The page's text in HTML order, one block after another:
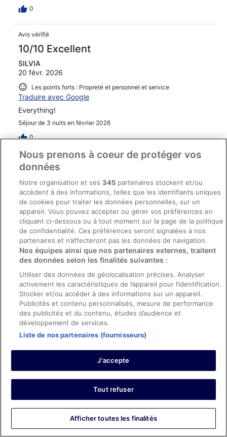
0
Avis vérifié
10/10 Excellent
SILVIA
20 févr. 2026
Les points forts : Propreté et personnel et service
Traduire avec Google
Everything!
Séjour de 3 nuits en février 2026
0
Avis vérifié
10/10 Excellent
Leandra
17 janv. 2026
Les points forts : Propreté, équipements, infrastructures et
conditions de l’hébergement
Traduire avec Google
Excellent
Séjour de 1 nuit en janvier 2026
0
Avis vérifié
10/10 Excellent
Huining
15 déc. 2025
et conditions de l’hébergement
We had a great time at Raffles. Our
Séjour de 3 nuits en décembre 2025
Nous prenons à coeur de protéger vos
données
Notre organisation et ses345 partenaires stockent et/ou
accèdent à des informations, telles que les identifiants uniques
de cookies pour traiter les données personnelles, sur un
appareil. Vous pouvez accepter ou gérer vos préférences en
cliquant ci-dessous ou à tout moment sur la page de la politique
de confidentialité. Ces préférences seront signalées à nos
partenaires et n’affecteront pas les données de navigation.
Nos équipes ainsi que nos partenaires externes, traitent
des données selon les finalités suivantes :
Utiliser des données de géolocalisation précises. Analyser
activement les caractéristiques de l’appareil pour l’identification.
Stocker et/ou accéder à des informations sur un appareil.
Publicités et contenu personnalisés, mesure de performance
des publicités et du contenu, études d’audience et
développement de services.
Liste de nos partenaires (fournisseurs)
J'accepte
Tout refuser
Afficher toutes les finalités